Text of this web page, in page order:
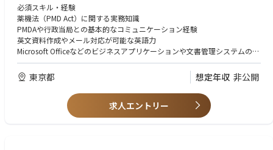
製造販売業（MAH）に関する許認可・コンプライアンス業務の推進
薬機法に基づく各種規制対応および当局対応
GMP査察や監査への準備・対応支援
海外製造所の登録・認定取得および更新管理
社内委員会の運営支援（資料作成・議事録作成等）
厚生労働省・PMDAなど行政機関との折衝・申請業務
医薬品の輸出入関連手続きの管理
販促資材・学術資材などの薬事レビュー
必須スキル・経験
薬機法（PMD Act）に関する実務知識
PMDAや行政当局との基本的なコミュニケーション経験
英文資料作成やメール対応が可能な英語力
Microsoft Officeなどのビジネスアプリケーションや文書管理システムの利
用経験
理系学部卒業以上
製薬業界における薬事・コンプライアンス関連業務経験5年以上
修士号または博士号保有者
製薬業界における薬事・品質・コンプライアンス領域の専門知識
東京都 想定年収 非公開
求人エントリー